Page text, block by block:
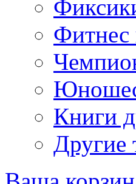
Фитнес
Книги
Другие